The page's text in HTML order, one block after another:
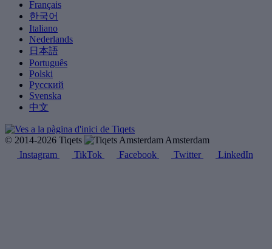
Français
한국어
Italiano
Nederlands
日本語
Português
Polski
Русский
Svenska
中文
© 2014-2026 Tiqets
Amsterdam
Instagram
TikTok Facebook Twitter LinkedIn